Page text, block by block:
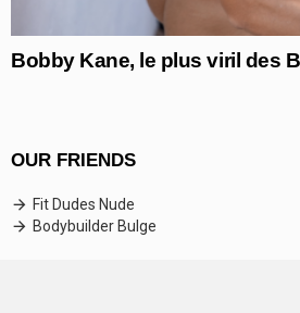
Bobby Kane, le plus viril des
OUR FRIENDS
Fit Dudes Nude
Bodybuilder Bulge